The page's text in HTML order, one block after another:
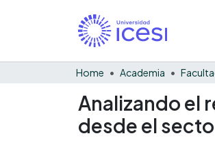
Home Academia
Analizando el
desde el